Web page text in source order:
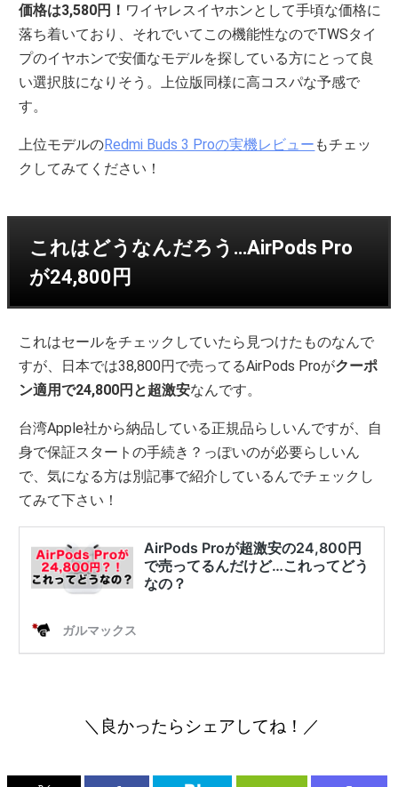
価格は3,580円！ ワイヤレスイヤホンとして手頃な価格に
落ち着いており、それでいてこの機能性なのでTWSタイ
プのイヤホンで安価なモデルを探している方にとって良
い選択肢になりそう。上位版同様に高コスパな予感で
す。
上位モデルのRedmi Buds 3 Proの実機レビュー もチェッ
クしてみてください！
これはどうなんだろう…AirPods Pro
が24,800円
これはセールをチェックしていたら見つけたものなんで
すが、日本では38,800円で売ってるAirPods Proがクーポ
ン適用で24,800円と超激安なんです。
台湾Apple社から納品している正規品らしいんですが、自
身で保証スタートの手続き？っぽいのが必要らしいん
で、気になる方は別記事で紹介しているんでチェックし
てみて下さい！
＼良かったらシェアしてね！／